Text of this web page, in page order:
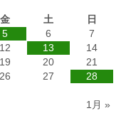
金 土
日
5 6
7
12 13
14
19 20
21
26 27
28
1月 »